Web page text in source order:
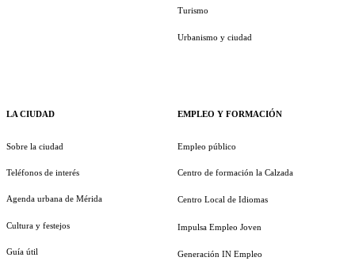
LA CIUDAD
Sobre la ciudad
Teléfonos de interés
Agenda urbana de Mérida
Cultura y festejos
Guía útil
Turismo
Urbanismo y ciudad
EMPLEO Y FORMACIÓN
Empleo público
Centro de formación la Calzada
Centro Local de Idiomas
Impulsa Empleo Joven
Generación IN Empleo